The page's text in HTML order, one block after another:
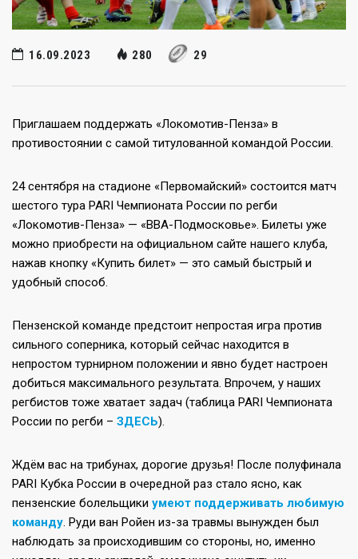
16.09.2023 280 29
Приглашаем поддержать «Локомотив-Пенза» в
противостоянии с самой титулованной командой России.
24 сентября на стадионе «Первомайский» состоится матч
шестого тура PARI Чемпионата России по регби
«Локомотив-Пенза» — «ВВА-Подмосковье». Билеты уже
можно приобрести на официальном сайте нашего клуба,
нажав кнопку «Купить билет» — это самый быстрый и
удобный способ.
Пензенской команде предстоит непростая игра против
сильного соперника, который сейчас находится в
непростом турнирном положении и явно будет настроен
добиться максимального результата. Впрочем, у наших
регбистов тоже хватает задач (таблица PARI Чемпионата
России по регби – ЗДЕСЬ).
Ждём вас на трибунах, дорогие друзья! После полуфинала
PARI Кубка России в очередной раз стало ясно, как
пензенские болельщики умеют поддерживать любимую
команду. Руди ван Ройен из-за травмы вынужден был
наблюдать за происходившим со стороны, но, именно